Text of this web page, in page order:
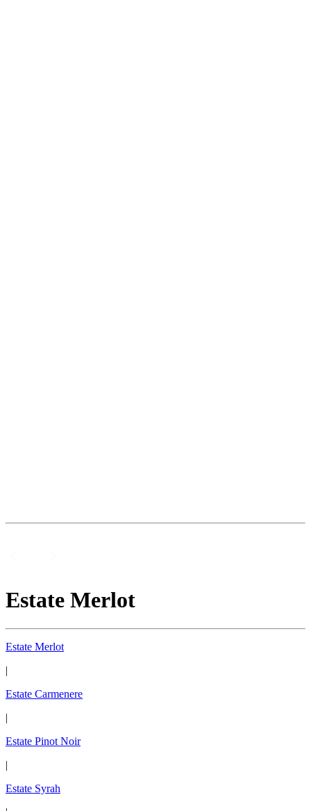
Estate Merlot
Estate Merlot
|
Estate Carmenere
|
Estate Pinot Noir
|
Estate Syrah